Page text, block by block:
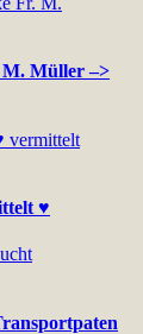
M. Müller –>
♥